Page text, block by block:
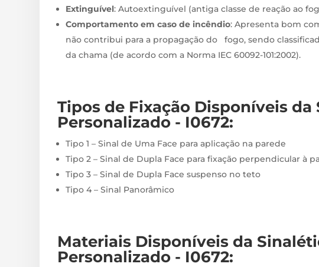
Extinguível: Autoextinguível (antiga classe de reação ao
Comportamento em caso de incêndio: Apresenta bom
não contribui para a propagação do fogo, sendo
da chama (de acordo com a Norma IEC 60092-101:2002).
Tipos de Fixação Disponíveis da
Personalizado - I0672:
Tipo 1 – Sinal de Uma Face para aplicação na parede
Tipo 2 – Sinal de Dupla Face para fixação perpendicular à
Tipo 3 – Sinal de Dupla Face suspenso no teto
Tipo 4 – Sinal Panorâmico
Materiais Disponíveis da
Personalizado - I0672: